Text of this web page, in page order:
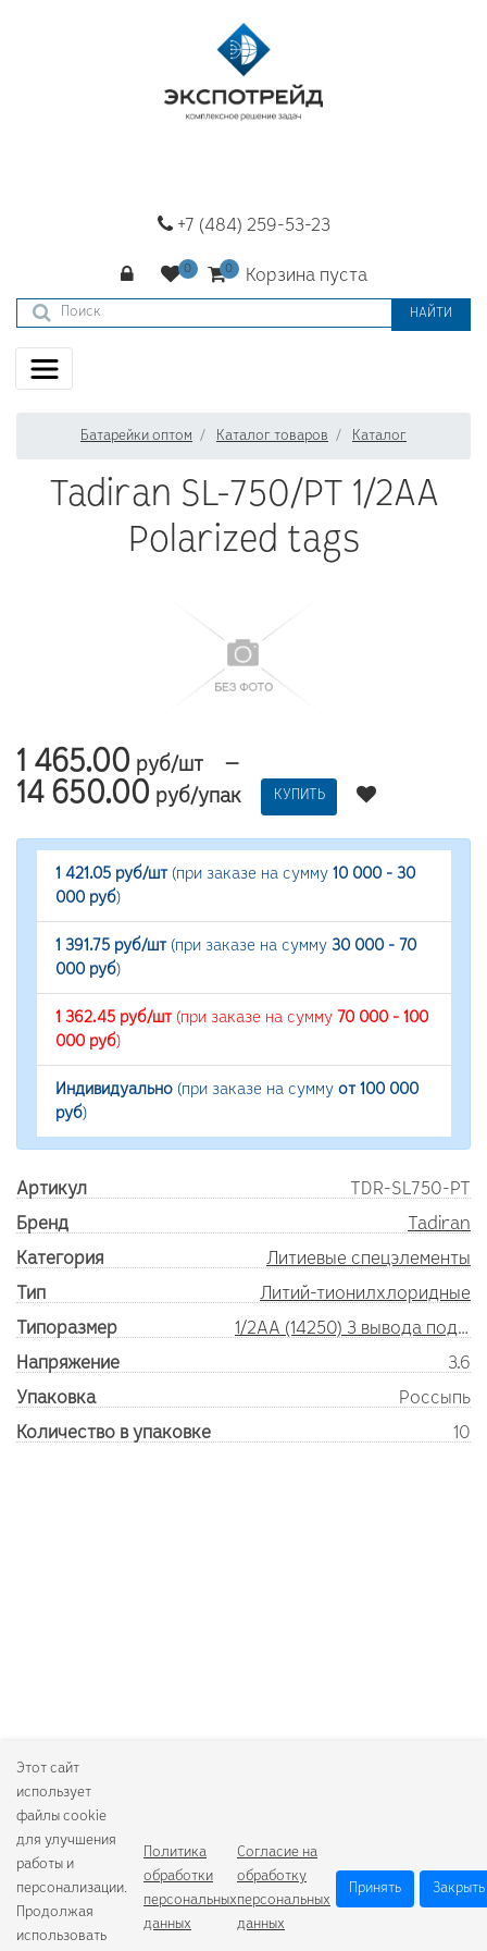
+7 (484) 259-53-23
Корзина пуста
НАЙТИ
Батарейки оптом Каталог товаров Каталог
Tadiran SL-750/PT 1/2AA
Polarized tags
1 465.00 руб/шт —
14 650.00 руб/упак КУПИТЬ
1 421.05 руб/шт(при заказе на сумму 10 000 - 30
000 руб)
1 391.75 руб/шт(при заказе на сумму 30 000 - 70
000 руб)
1 362.45 руб/шт(при заказе на сумму 70 000 - 100
000 руб)
Индивидуально (при заказе на сумму от 100 000
руб)
Артикул
TDR-SL750-PT
Бренд
Tadiran
Категория
Литиевые спецэлементы
Тип
Литий-тионилхлоридные
Типоразмер
1/2AA (14250) 3 вывода под пайку
Напряжение
3.6
Упаковка
Россыпь
Количество в упаковке
10
Этот сайт
использует
файлы cookie
для улучшения
работы и
персонализации.
Продолжая
использовать
Политика
обработки
персональных
данных
Согласие на
обработку
персональных
данных
Принять Закрыть